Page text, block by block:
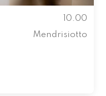
10.00
Mendrisiotto